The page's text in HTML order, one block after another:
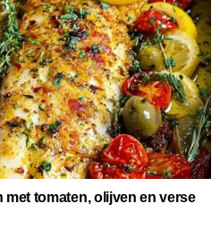
met tomaten, olijven en verse